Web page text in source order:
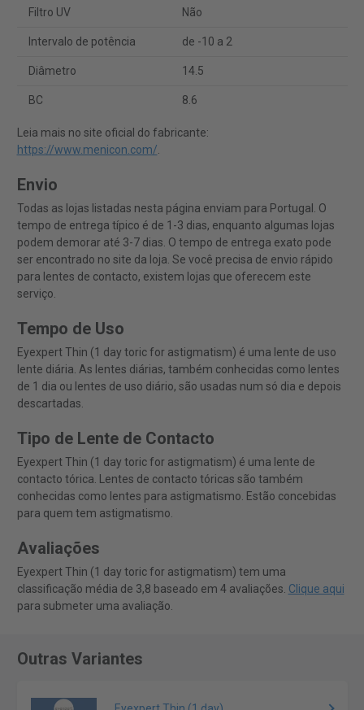
Filtro UV Não
Intervalo de potência de -10 a 2
Diâmetro 14.5
BC 8.6
Leia mais no site oficial do fabricante:
https://www.menicon.com/.
Envio
Todas as lojas listadas nesta página enviam para Portugal. O
tempo de entrega típico é de 1-3 dias, enquanto algumas lojas
podem demorar até 3-7 dias. O tempo de entrega exato pode
ser encontrado no site da loja. Se você precisa de envio rápido
para lentes de contacto, existem lojas que oferecem este
serviço.
Tempo de Uso
Eyexpert Thin (1 day toric for astigmatism) é uma lente de uso
lente diária. As lentes diárias, também conhecidas como lentes
de 1 dia ou lentes de uso diário, são usadas num só dia e depois
descartadas.
Tipo de Lente de Contacto
Eyexpert Thin (1 day toric for astigmatism) é uma lente de
contacto tórica. Lentes de contacto tóricas são também
conhecidas como lentes para astigmatismo. Estão concebidas
para quem tem astigmatismo.
Avaliações
Eyexpert Thin (1 day toric for astigmatism) tem uma
classificação média de 3,8 baseado em 4 avaliações. Clique aqui
para submeter uma avaliação.
Outras Variantes